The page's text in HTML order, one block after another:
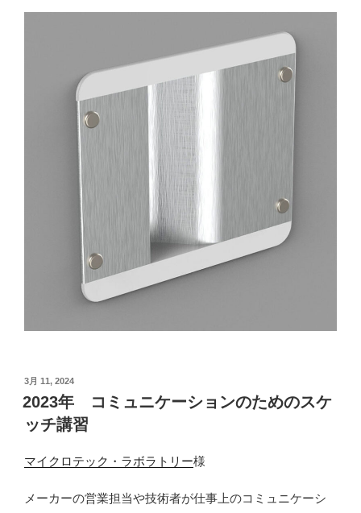
投
稿
日:
3月 11, 2024
2023年 コミュニケーションのためのスケ
ッチ講習
マイクロテック・ラボラトリー様
メーカーの営業担当や技術者が仕事上のコミュニケーシ